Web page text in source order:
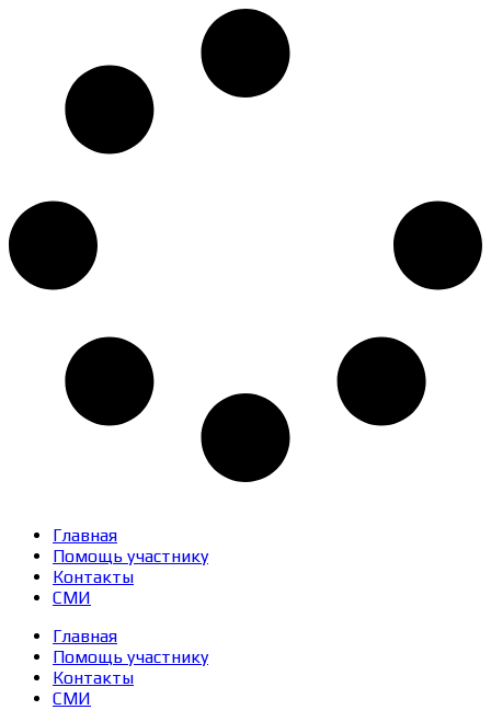
Главная
Помощь участнику
Контакты
СМИ
Главная
Помощь участнику
Контакты
СМИ